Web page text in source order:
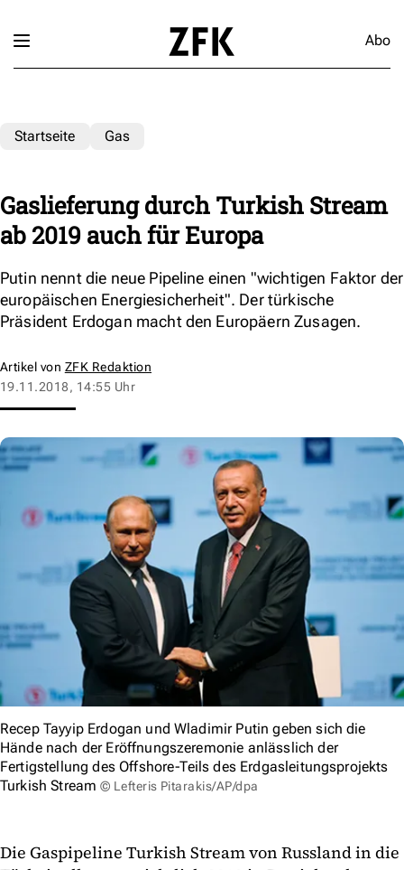
Abo
Startseite Gas
Gaslieferung durch Turkish Stream
ab 2019 auch für Europa
Putin nennt die neue Pipeline einen "wichtigen Faktor der
europäischen Energiesicherheit". Der türkische
Präsident Erdogan macht den Europäern Zusagen.
Artikel von ZFK Redaktion
19.11.2018, 14:55 Uhr
Recep Tayyip Erdogan und Wladimir Putin geben sich die
Hände nach der Eröffnungszeremonie anlässlich der
Fertigstellung des Offshore-Teils des Erdgasleitungsprojekts
Turkish Stream © Lefteris Pitarakis/AP/dpa
Die Gaspipeline Turkish Stream von Russland in die